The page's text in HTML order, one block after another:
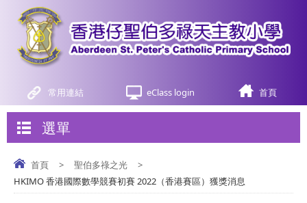
常用連結 eClass login 首頁
選單
首頁 > 聖伯多祿之光
>
HKIMO 香港國際數學競賽初賽 2022（香港賽區）獲獎消息